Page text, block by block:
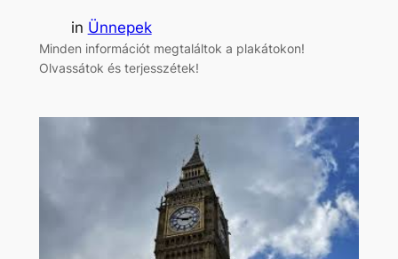
in Ünnepek
Minden információt megtaláltok a plakátokon!
Olvassátok és terjesszétek!